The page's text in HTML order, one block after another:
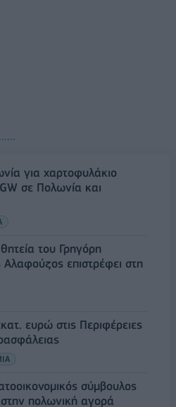
για χαρτοφυλάκιο
σε Πολωνία και
του Γρηγόρη
επιστρέφει στη
ευρώ στις Περιφέρειες
σύμβουλος
πολωνική αγορά